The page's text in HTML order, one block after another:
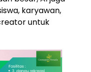
karyawan,
untuk